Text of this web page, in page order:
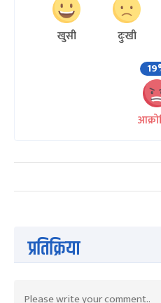
खुसी दुःखी
प्रतिक्रिया